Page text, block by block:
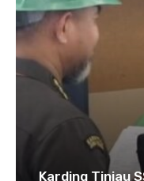
Karding Tinjau